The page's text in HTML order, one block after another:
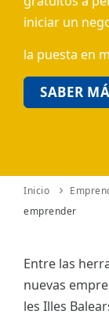
ES
CAT
iniciar un
la puesta en
SABER
Inicio
emprender
Entre las
nuevas
les Illes